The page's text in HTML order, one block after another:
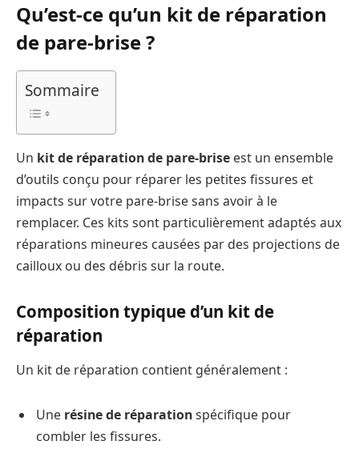
Qu’est-ce qu’un kit de réparation
de pare-brise ?
Sommaire
Un kit de réparation de pare-brise est un ensemble
d’outils conçu pour réparer les petites fissures et
impacts sur votre pare-brise sans avoir à le
remplacer. Ces kits sont particulièrement adaptés aux
réparations mineures causées par des projections de
cailloux ou des débris sur la route.
Composition typique d’un kit de
réparation
Un kit de réparation contient généralement :
Une résine de réparationspécifique pour
combler les fissures.